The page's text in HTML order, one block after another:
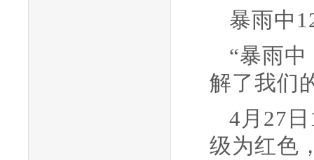
暴雨中
“暴雨
解了我们
4月27
级为红色